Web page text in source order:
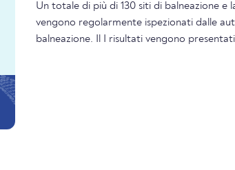
Un totale di più di 130 siti di balneazione
vengono regolarmente ispezionati dalle
balneazione. Il I risultati vengono